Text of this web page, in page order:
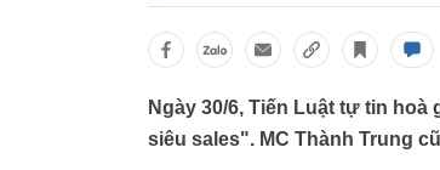
Ngày 30/6, Tiến Luật tự tin
siêu sales". MC Thành Trung